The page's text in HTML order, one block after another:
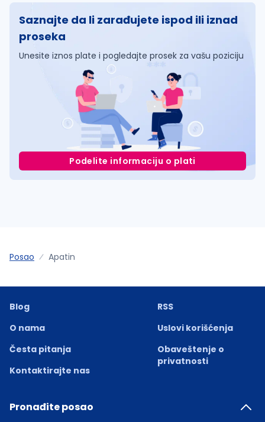
Saznajte da li zarađujete ispod ili iznad
proseka
Unesite iznos plate i pogledajte prosek za vašu poziciju
Podelite informaciju o plati
Posao Apatin
Blog
O nama
Česta pitanja
Kontaktirajte nas
RSS
Uslovi korišćenja
Obaveštenje o
privatnosti
Pronađite posao